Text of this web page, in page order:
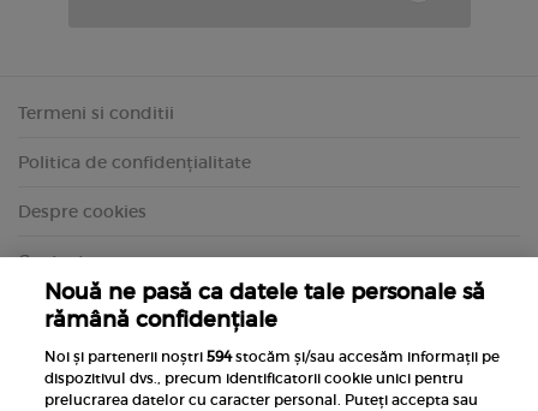
Termeni si conditii
Politica de confidențialitate
Despre cookies
Contact
Nouă ne pasă ca datele tale personale să
rămână confidențiale
Noi și partenerii noștri594stocăm și/sau accesăm informații pe
dispozitivul dvs., precum identificatorii cookie unici pentru
prelucrarea datelor cu caracter personal. Puteți accepta sau